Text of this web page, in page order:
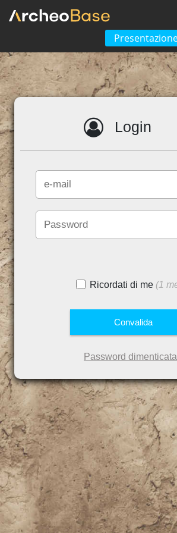
Login
Ricordati di me (1
Password